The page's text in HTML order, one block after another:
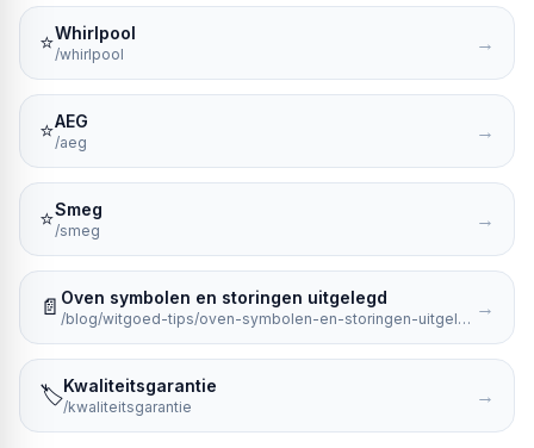
⭐Whirlpool
/whirlpool →
⭐AEG
/aeg →
⭐Smeg
/smeg →
📄 Oven symbolen en storingen uitgelegd
/blog/witgoed-tips/oven-symbolen-en-storingen-uitgelegd →
🏷️Kwaliteitsgarantie
/kwaliteitsgarantie →